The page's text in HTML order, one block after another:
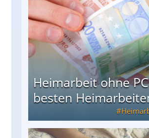
Heimarbeit ohne
besten